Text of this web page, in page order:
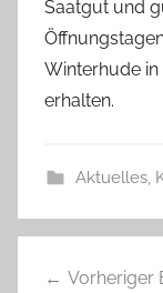
Saatgut und
Winterhude
erhalten.
Aktuelles,
Vorheriger